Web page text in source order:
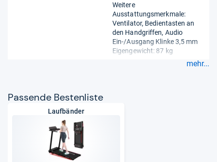
Weitere
Ausstattungsmerkmale:
Ventilator, Bedientasten an
den Handgriffen, Audio
Ein-/Ausgang Klinke 3,5 mm
Eigengewicht: 87 kg
mehr...
Pas­sende Bes­ten­liste
Laufbänder